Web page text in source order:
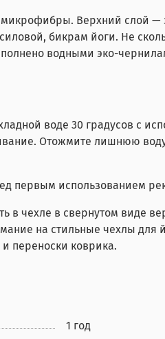
микрофибры. Верхний слой
бикрам йоги. Не
водными эко-
воде 30 градусов с
Отожмите лишнюю
первым использованием
в чехле в свернутом виде
на стильные чехлы для
переноски коврика.
1 год